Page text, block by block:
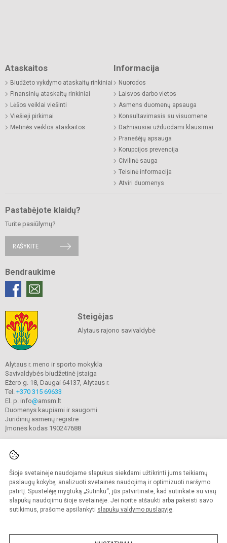
Šioje svetainėje naudojame slapukus siekdami užtikrinti jums teikiamų
paslaugų kokybę, analizuoti svetainės naudojimą ir optimizuoti naršymo
patirtį. Spustelėję mygtuką „Sutinku“, jūs patvirtinate, kad sutinkate su visų
slapukų naudojimu šioje svetainėje. Jei norite atšaukti arba pakeisti savo
sutikimus, prašome apsilankyti slapukų valdymo puslapyje.
Ataskaitos
Biudžeto vykdymo ataskaitų rinkiniai
Finansinių ataskaitų rinkiniai
Lėšos veiklai viešinti
Viešieji pirkimai
Metinės veiklos ataskaitos
Informacija
Nuorodos
Laisvos darbo vietos
Asmens duomenų apsauga
Konsultavimasis su visuomene
Dažniausiai užduodami klausimai
Pranešėjų apsauga
Korupcijos prevencija
Civilinė sauga
Teisinė informacija
Atviri duomenys
Pastabėjote klaidų?
Turite pasiūlymų?
RAŠYKITE
Bendraukime
Steigėjas
Alytaus rajono savivaldybė
Alytaus r. meno ir sporto mokykla
Savivaldybės biudžetinė įstaiga
Ežero g. 18, Daugai 64137, Alytaus r.
Tel. +370 315 69633
El. p. info@amsm.lt
Duomenys kaupiami ir saugomi
Juridinių asmenų registre
Įmonės kodas 190247688
© 2020. Alytaus r. meno ir sporto mokykla. Visos teisės saugomos.
Kopijuoti turinį be raštiško mokyklos sutikimo griežtai draudžiama.
Prieinamumo paraiška Slapukų valdymas
Sumanus būdas atnaujinti